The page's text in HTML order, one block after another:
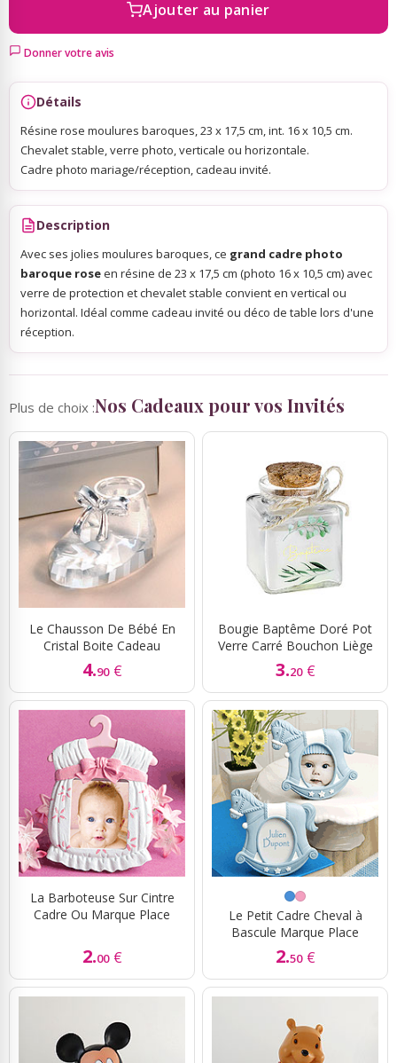
Sky Lanterns
Rubans Tulle Organdi
Scrapbooking, Loisirs Créatifs
Ajouter au panier
Donner votre avis
Détails
Résine rose moulures baroques, 23 x 17,5 cm, int. 16 x 10,5 cm.
Chevalet stable, verre photo, verticale ou horizontale.
Cadre photo mariage/réception, cadeau invité.
Description
Avec ses jolies moulures baroques, ce grand cadre photo
baroque roseen résine de 23 x 17,5 cm (photo 16 x 10,5 cm) avec
verre de protection et chevalet stable convient en vertical ou
horizontal. Idéal comme cadeau invité ou déco de table lors d'une
réception.
Plus de choix :Nos Cadeaux pour vos Invités
Le Chausson De Bébé En
Cristal Boite Cadeau
4.90 €
Bougie Baptême Doré Pot
Verre Carré Bouchon Liège
3.20 €
La Barboteuse Sur Cintre
Cadre Ou Marque Place
2.00 €
Le Petit Cadre Cheval à
Bascule Marque Place
2.50 €